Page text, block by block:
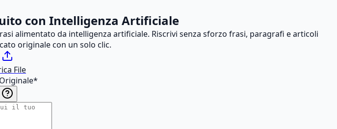
con Intelligenza Artificiale
alimentato da intelligenza artificiale. Riscrivi senza sforzo frasi, paragrafi e articoli
originale con un solo clic.
File
*